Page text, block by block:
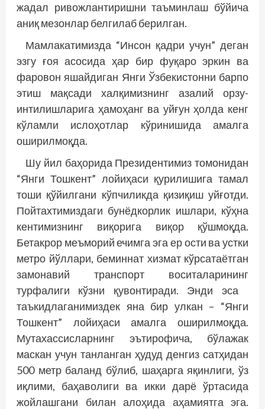
жадал ривожлантиришни таъминлаш бўйича
аниқ мезонлар белгилаб берилган.
Мамлакатимизда “Инсон қадри учун” деган
эзгу ғоя асосида ҳар бир фуқаро эркин ва
фаровон яшайдиган Янги Ўзбекистонни барпо
этиш мақсади халқимизнинг азалий орзу-
интилишларига ҳамоҳанг ва уйғун ҳолда кенг
кўламли ислоҳотлар кўринишида амалга
оширилмоқда.
Шу йил баҳорида Президентимиз томонидан
“Янги Тошкент” лойиҳаси қурилишига тамал
тоши қўйилгани кўпчиликда қизиқиш уйғотди.
Пойтахтимиздаги бунёдкорлик ишлари, кўҳна
кентимизнинг виқорига виқор қўшмоқда.
Бетакрор меъморий ечимга эга ер ости ва устки
метро йўллари, беминнат хизмат кўрсатаётган
замонавий транспорт воситаларининг
турфалиги кўзни қувонтиради. Энди эса
таъкидлаганимиздек яна бир улкан – “Янги
Тошкент” лойиҳаси амалга оширилмоқда.
Мутахассисларнинг эътирофича, бўлажак
маскан учун танланган ҳудуд денгиз сатҳидан
500 метр баланд бўлиб, шаҳарга яқинлиги, ўз
иқлими, баҳаволиги ва икки дарё ўртасида
жойлашгани билан алоҳида аҳамиятга эга.